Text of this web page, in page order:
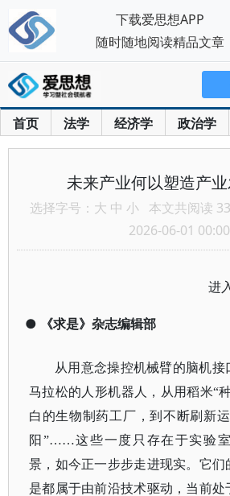
首页 法学 经济学 政治学
未来产业何以塑造产
选择字号： 大 中 小 本文共阅读
2026-06-01 00:00
进
● 《求是》杂志编辑部
从用意念操控机械臂的脑机
马拉松的人形机器人，从用稻米“
白的生物制药工厂，到不断刷新
阳”……这些一度只存在于实验
景，如今正一步步走进现实。它们
是都属于由前沿技术驱动，当前处
下载爱思想APP
随时随地阅读精品文章